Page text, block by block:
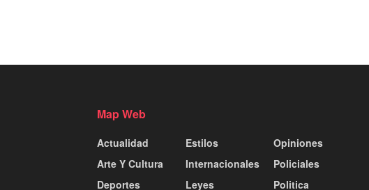
Map Web
Actualidad
Arte Y Cultura
Deportes
Estilos
Internacionales
Leyes
Opiniones
Policiales
Politica